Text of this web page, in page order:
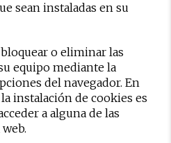
sean instaladas en su
o eliminar las
equipo mediante la
del navegador. En
instalación de cookies es
a alguna de las